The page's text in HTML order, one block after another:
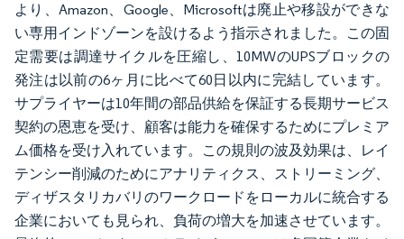
より、Amazon、Google、Microsoftは廃止や移設ができな
い専用インドゾーンを設けるよう指示されました。この固
定需要は調達サイクルを圧縮し、10MWのUPSブロックの
発注は以前の6ヶ月に比べて60日以内に完結しています。
サプライヤーは10年間の部品供給を保証する長期サービス
契約の恩恵を受け、顧客は能力を確保するためにプレミア
ム価格を受け入れています。この規則の波及効果は、レイ
テンシー削減のためにアナリティクス、ストリーミング、
ディザスタリカバリのワークロードをローカルに統合する
企業においても見られ、負荷の増大を加速させています。